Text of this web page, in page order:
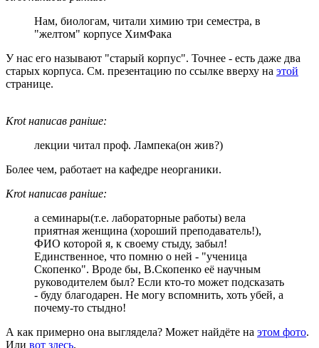
Нам, биологам, читали химию три семестра, в
"желтом" корпусе ХимФака
У нас его называют "старый корпус". Точнее - есть даже два
старых корпуса. См. презентацию по ссылке вверху на этой
странице.
Krot написав раніше:
лекции читал проф. Лампека(он жив?)
Более чем, работает на кафедре неорганики.
Krot написав раніше:
а семинары(т.е. лабораторные работы) вела
приятная женщина (хороший преподаватель!),
ФИО которой я, к своему стыду, забыл!
Единственное, что помню о ней - "ученица
Скопенко". Вроде бы, В.Скопенко её научным
руководителем был? Если кто-то может подсказать
- буду благодарен. Не могу вспомнить, хоть убей, а
почему-то стыдно!
А как примерно она выглядела? Может найдёте на этом фото.
Или вот здесь.